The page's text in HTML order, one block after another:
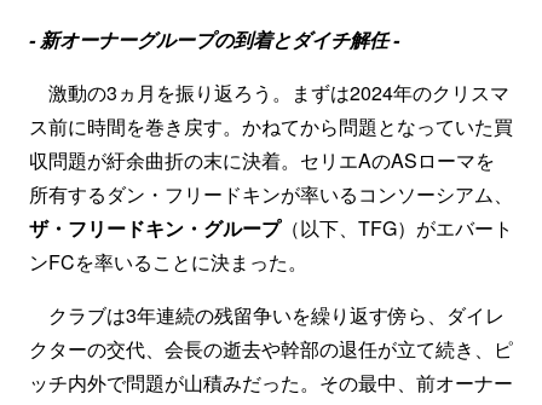
-新オーナーグループの到着とダイチ解任-
激動の3ヵ月を振り返ろう。まずは2024年のクリスマ
ス前に時間を巻き戻す。かねてから問題となっていた買
収問題が紆余曲折の末に決着。セリエAのASローマを
所有するダン・フリードキンが率いるコンソーシアム、
ザ・フリードキン・グループ（以下、TFG）がエバート
ンFCを率いることに決まった。
クラブは3年連続の残留争いを繰り返す傍ら、ダイレ
クターの交代、会長の逝去や幹部の退任が立て続き、ピ
ッチ内外で問題が山積みだった。その最中、前オーナー